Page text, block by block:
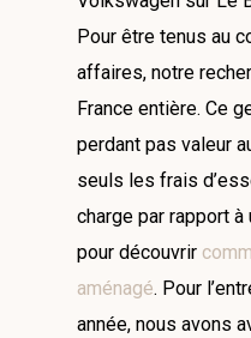
Pour être tenus au
affaires, notre
France entière. Ce
perdant pas valeur
seuls les frais
charge par rapport
pour découvrir
aménagé. Pour
année, nous avons